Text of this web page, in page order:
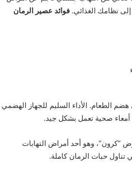
إلى نظامك الغذائي. فوائد عصير الرمان
الطعام. الأداء السليم للجهاز الهضمي
صحية تعمل بشكل جيد.
“كرون”، وهو أحد أمراض التهابات
حبات الرمان كاملة.